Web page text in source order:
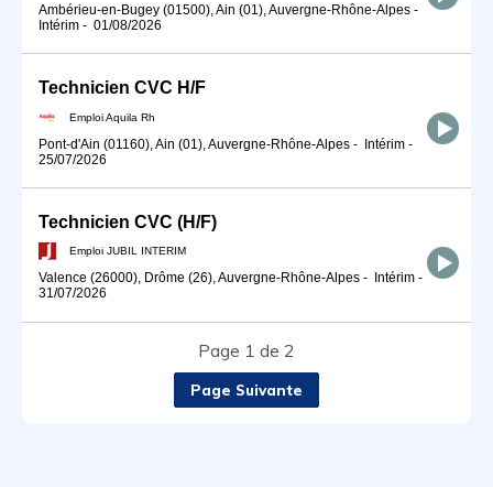
Ambérieu-en-Bugey (01500), Ain (01), Auvergne-Rhône-Alpes -
Intérim - 01/08/2026
Technicien CVC H/F
Emploi Aquila Rh
Pont-d'Ain (01160), Ain (01), Auvergne-Rhône-Alpes - Intérim -
25/07/2026
Technicien CVC (H/F)
Emploi JUBIL INTERIM
Valence (26000), Drôme (26), Auvergne-Rhône-Alpes - Intérim -
31/07/2026
Page 1 de 2
Page Suivante